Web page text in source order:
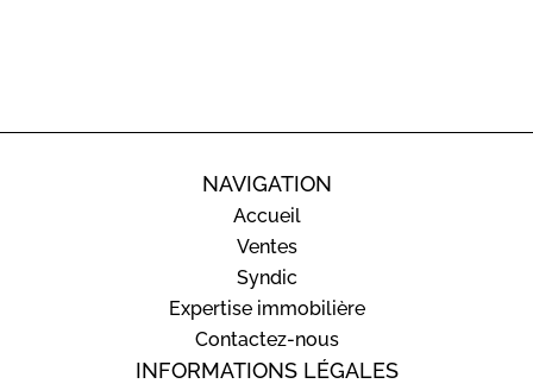
NAVIGATION
Accueil
Ventes
Syndic
Expertise immobilière
Contactez-nous
INFORMATIONS LÉGALES